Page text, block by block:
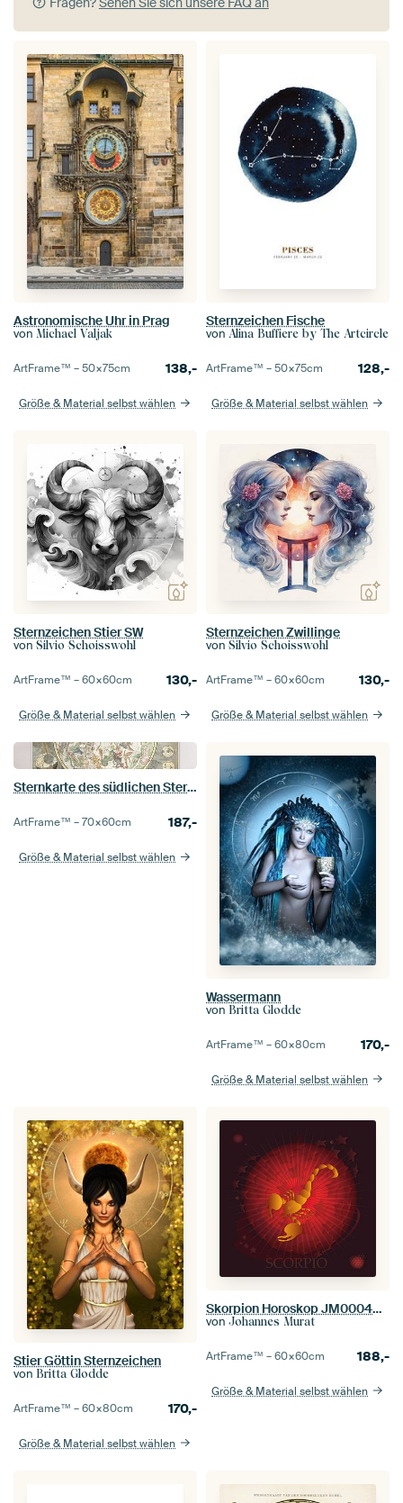
Astronomische Uhr in Prag
von Michael Valjak
ArtFrame™ –50×75cm 138,-
Größe & Material selbst wählen
Sternzeichen Fische
von Alina Buffiere by The Artcircle
ArtFrame™ –50×75cm 128,-
Größe & Material selbst wählen
Sternzeichen Stier SW
von Silvio Schoisswohl
ArtFrame™ –60×60cm 130,-
Größe & Material selbst wählen
Sternzeichen Zwillinge
von Silvio Schoisswohl
ArtFrame™ –60×60cm 130,-
Größe & Material selbst wählen
Sternkarte des südlichen Sternenhimmels, Carel Allard
ArtFrame™ –70×60cm 187,-
Größe & Material selbst wählen
Wassermann
von Britta Glodde
ArtFrame™ –60×80cm 170,-
Größe & Material selbst wählen
Stier Göttin Sternzeichen
von Britta Glodde
ArtFrame™ –60×80cm 170,-
Größe & Material selbst wählen
Skorpion Horoskop JM00046op
von Johannes Murat
ArtFrame™ –60×60cm 188,-
Größe & Material selbst wählen